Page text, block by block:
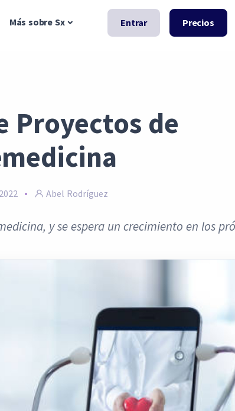
Más sobre Sx Entrar Precios
Proyectos de
Abel Rodríguez
y se espera un crecimiento en los